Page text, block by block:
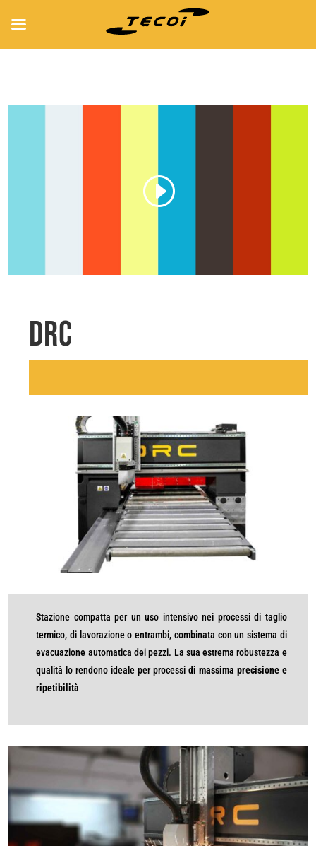
DRC
Stazione compatta per un uso intensivo nei processi di taglio
termico, di lavorazione o entrambi, combinata con un sistema di
evacuazione automatica dei pezzi. La sua estrema robustezza e
qualità lo rendono ideale per processi di massima precisione e
ripetibilità